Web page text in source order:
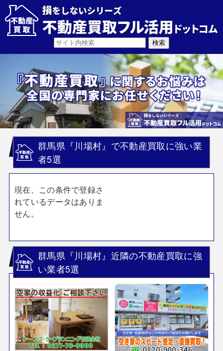
群馬県『川場村』で不動産買取に強い業
者5選
現在、この条件で登録さ
れているデータはありま
せん。
群馬県『川場村』近隣の不動産買取に強
い業者5選